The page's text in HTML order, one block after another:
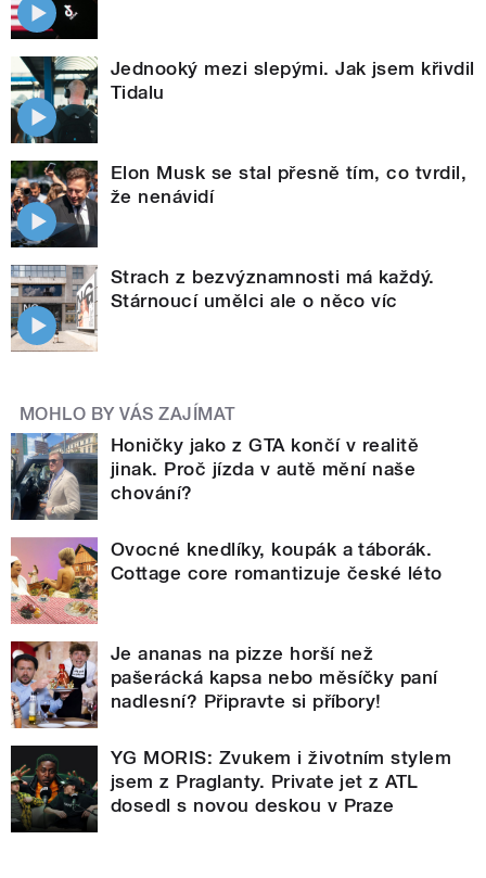
Jednooký mezi slepými. Jak jsem křivdil
Tidalu
Elon Musk se stal přesně tím, co tvrdil,
že nenávidí
Strach z bezvýznamnosti má každý.
Stárnoucí umělci ale o něco víc
MOHLO BY VÁS ZAJÍMAT
Honičky jako z GTA končí v realitě
jinak. Proč jízda v autě mění naše
chování?
Ovocné knedlíky, koupák a táborák.
Cottage core romantizuje české léto
Je ananas na pizze horší než
pašerácká kapsa nebo měsíčky paní
nadlesní? Připravte si příbory!
YG MORIS: Zvukem i životním stylem
jsem z Praglanty. Private jet z ATL
dosedl s novou deskou v Praze